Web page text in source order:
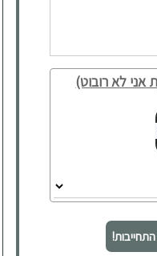
אני לא רובוט)